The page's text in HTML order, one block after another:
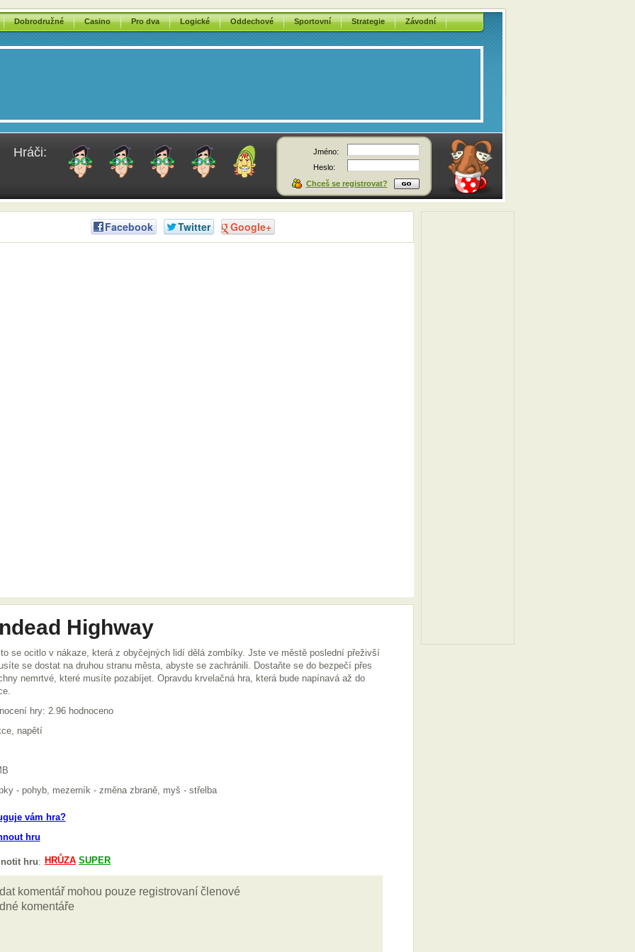
Dobrodružné Casino Pro dva Logické Oddechové Sportovní Strategie Závodní
Hráči:
Jméno:
Heslo:
Chceš se registrovat?
Facebook Twitter Google+
Highway
se ocitlo v nákaze, která z obyčejných lidí dělá zombíky. Jste ve městě poslední přeživší
se dostat na druhou stranu města, abyste se zachránili. Dostaňte se do bezpečí přes
nemrtvé, které musíte pozabíjet. Opravdu krvelačná hra, která bude napínavá až do
hry: 2.96 hodnoceno
napětí
- pohyb, mezerník - změna zbraně, myš - střelba
vám hra?
hru
hru: